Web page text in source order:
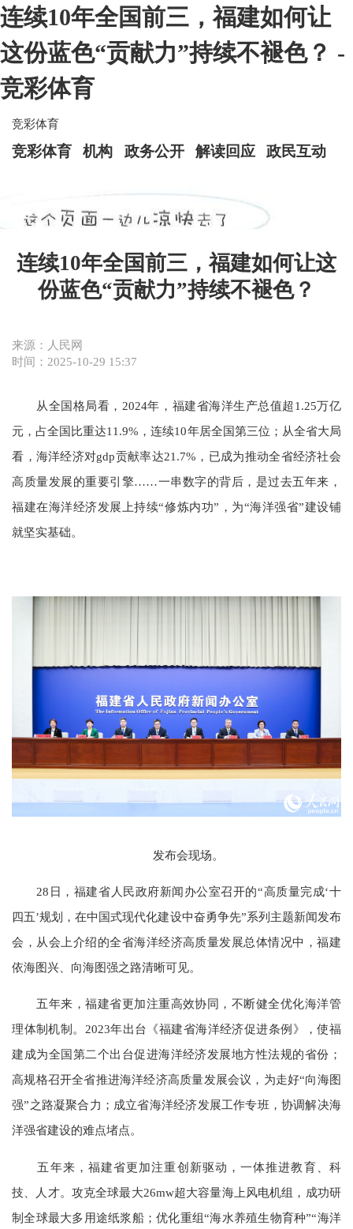
连续10年全国前三，福建如何让
这份蓝色“贡献力”持续不褪色？ -
竞彩体育
竞彩体育
竞彩体育 机构 政务公开 解读回应 政民互动
连续10年全国前三，福建如何让这
份蓝色“贡献力”持续不褪色？
来源：人民网
时间：2025-10-29 15:37
从全国格局看，2024年，福建省海洋生产总值超1.25万亿
元，占全国比重达11.9%，连续10年居全国第三位；从全省大局
看，海洋经济对gdp贡献率达21.7%，已成为推动全省经济社会
高质量发展的重要引擎……一串数字的背后，是过去五年来，
福建在海洋经济发展上持续“修炼内功”，为“海洋强省”建设铺
就坚实基础。
发布会现场。
28日，福建省人民政府新闻办公室召开的“高质量完成‘十
四五’规划，在中国式现代化建设中奋勇争先”系列主题新闻发布
会，从会上介绍的全省海洋经济高质量发展总体情况中，福建
依海图兴、向海图强之路清晰可见。
五年来，福建省更加注重高效协同，不断健全优化海洋管
理体制机制。2023年出台《福建省海洋经济促进条例》，使福
建成为全国第二个出台促进海洋经济发展地方性法规的省份；
高规格召开全省推进海洋经济高质量发展会议，为走好“向海图
强”之路凝聚合力；成立省海洋经济发展工作专班，协调解决海
洋强省建设的难点堵点。
五年来，福建省更加注重创新驱动，一体推进教育、科
技、人才。攻克全球最大26mw超大容量海上风电机组，成功研
制全球最大多用途纸浆船；优化重组“海水养殖生物育种”“海洋